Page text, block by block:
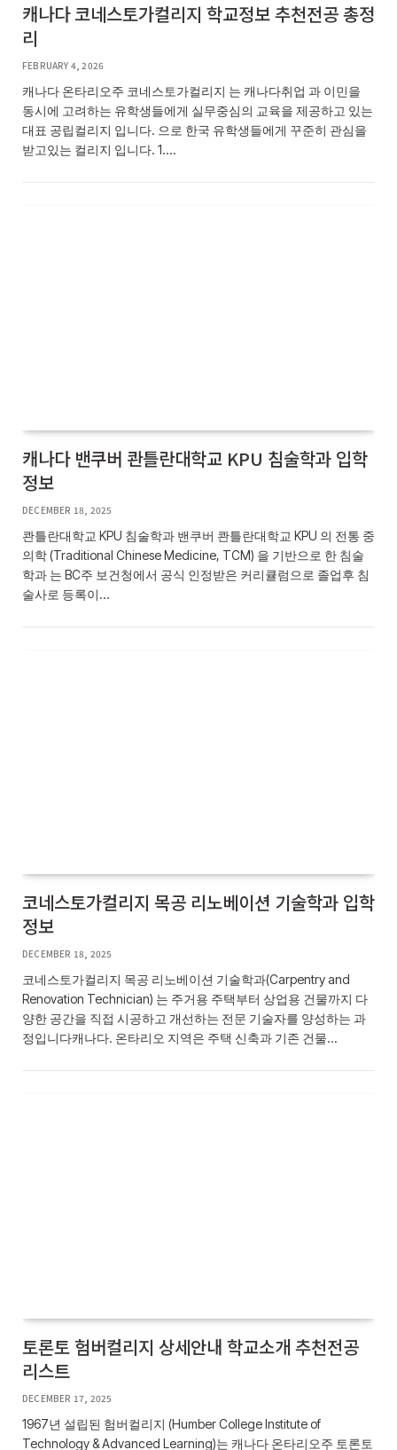
캐나다 코네스토가컬리지 학교정보 추천전공 총정
리
FEBRUARY 4, 2026
캐나다 온타리오주 코네스토가컬리지 는 캐나다취업 과 이민을
동시에 고려하는 유학생들에게 실무중심의 교육을 제공하고 있는
대표 공립컬리지 입니다. 으로 한국 유학생들에게 꾸준히 관심을
받고있는 컬리지 입니다. 1.…
캐나다 밴쿠버 콴틀란대학교 KPU 침술학과 입학
정보
DECEMBER 18, 2025
콴틀란대학교 KPU 침술학과 밴쿠버 콴틀란대학교 KPU 의 전통 중
의학 (Traditional Chinese Medicine, TCM) 을 기반으로 한 침술
학과 는 BC주 보건청에서 공식 인정받은 커리큘럼으로 졸업후 침
술사로 등록이…
코네스토가컬리지 목공 리노베이션 기술학과 입학
정보
DECEMBER 18, 2025
코네스토가컬리지 목공 리노베이션 기술학과(Carpentry and
Renovation Technician) 는 주거용 주택부터 상업용 건물까지 다
양한 공간을 직접 시공하고 개선하는 전문 기술자를 양성하는 과
정입니다캐나다. 온타리오 지역은 주택 신축과 기존 건물…
토론토 험버컬리지 상세안내 학교소개 추천전공
리스트
DECEMBER 17, 2025
1967년 설립된 험버컬리지 (Humber College Institute of
Technology & Advanced Learning)는 캐나다 온타리오주 토론토